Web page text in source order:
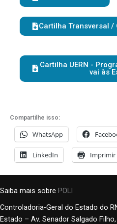
Cartilha Transversal /
Cartilha UERN -
vai às
Compartilhe isso:
WhatsApp
LinkedIn Imprimir
Saiba mais sobre POLI
Controladoria-Geral do Estado do
Estado – Av. Senador Salgado